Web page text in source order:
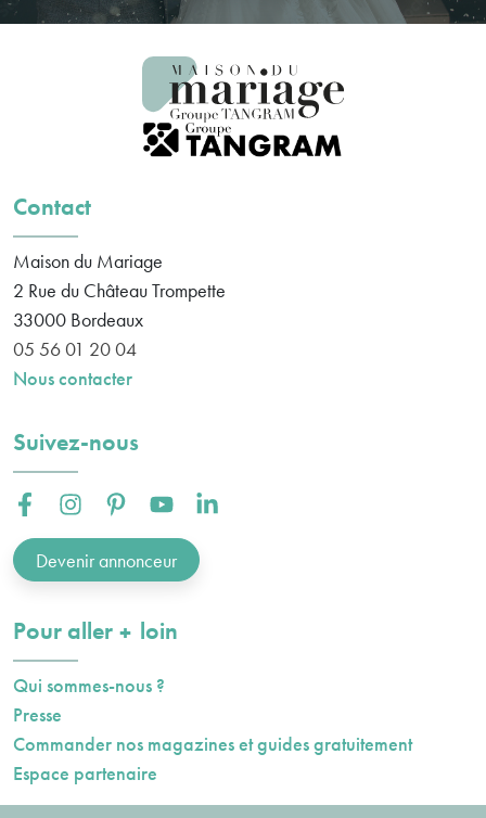
Contact
Maison du Mariage
2 Rue du Château Trompette
33000 Bordeaux
05 56 01 20 04
Nous contacter
Suivez-nous
Facebook :Instagram :Pinterest :Youtube :Linkedin :
Devenir annonceur
Pour aller plusloin
Qui sommes-nous ?
Presse
Commander nos magazines et guides gratuitement
Espace partenaire